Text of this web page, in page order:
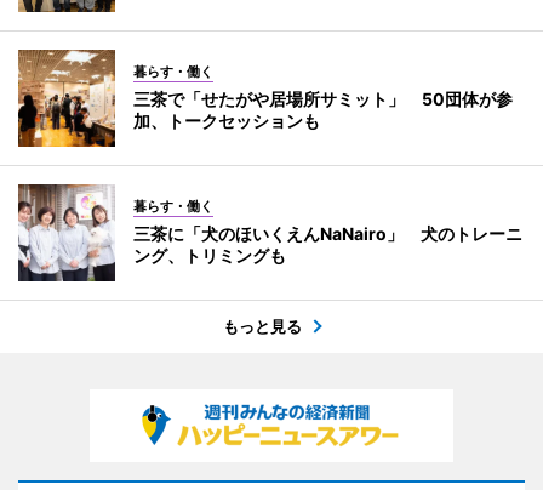
暮らす・働く
三茶で「せたがや居場所サミット」 50団体が参
加、トークセッションも
暮らす・働く
三茶に「犬のほいくえんNaNairo」 犬のトレーニ
ング、トリミングも
もっと見る